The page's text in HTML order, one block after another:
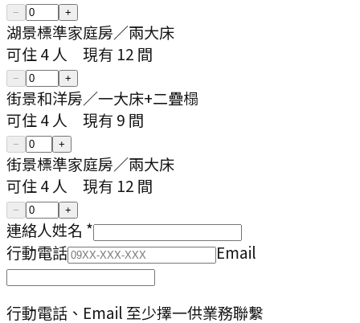
− +
湖景標準家庭房／兩大床
可住4 人 現有 12 間
− +
街景和洋房／一大床+二疊榻
可住4 人 現有 9 間
− +
街景標準家庭房／兩大床
可住4 人 現有 12 間
− +
連絡人姓名 *
行動電話
Email
行動電話、Email 至少擇一供業務聯繫